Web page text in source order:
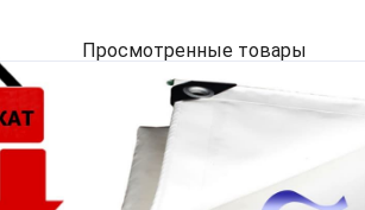
Просмотренные товары